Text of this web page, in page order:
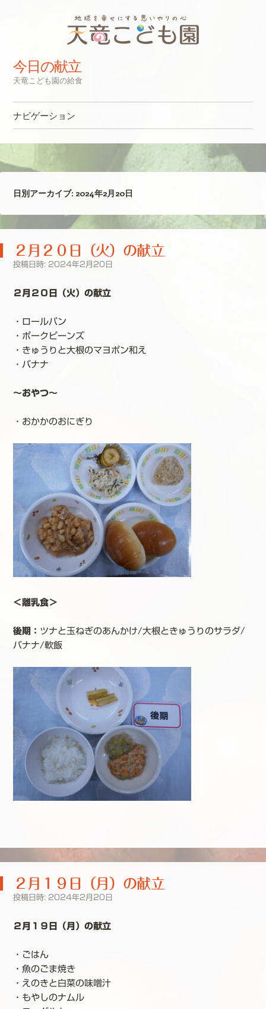
今日の献立
天竜こども園の給食
ナビゲーション
日別アーカイブ: 2024年2月20日
２月２０日（火）の献立
投稿日時: 2024年2月20日
２月２０日（火）の献立
・ロールパン
・ポークピーンズ
・きゅうりと大根のマヨポン和え
・バナナ
～おやつ～
・おかかのおにぎり
＜離乳食＞
後期： ツナと玉ねぎのあんかけ/大根ときゅうりのサラダ/
バナナ/軟飯
２月１９日（月）の献立
投稿日時: 2024年2月20日
２月１９日（月）の献立
・ごはん
・魚のごま焼き
・えのきと白菜の味噌汁
・もやしのナムル